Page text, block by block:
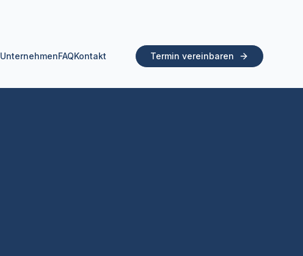
UnternehmenFAQKontakt Termin vereinbaren